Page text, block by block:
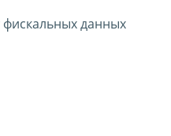
данных